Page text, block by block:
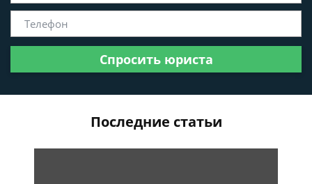
Спросить юриста
Последние статьи